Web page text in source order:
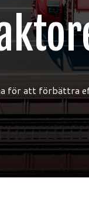
för att förbättra